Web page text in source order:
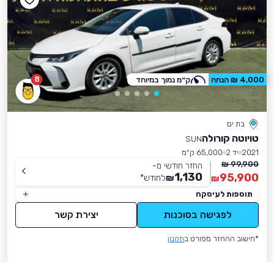
8
בת ים
טויוטה קורולהSUN
2021 יד 2
65,000 ק״מ
99,900 ₪
95,900
₪
החזר חודשי מ-
1,130
₪לחודש*
תוספות לעיסקה
לפגישה בסוכנות יצירת קשר
*חישוב ההחזר מפורט בתקנון
4,000 ₪ הנחה ק״מ נמוך במיוחד